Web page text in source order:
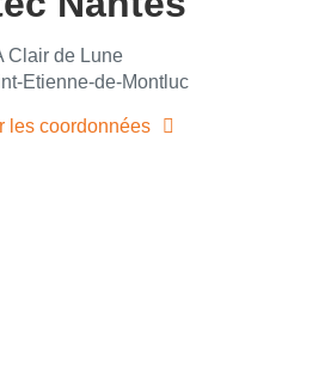
Clair de Lune
Etienne-de-Montluc
les coordonnées